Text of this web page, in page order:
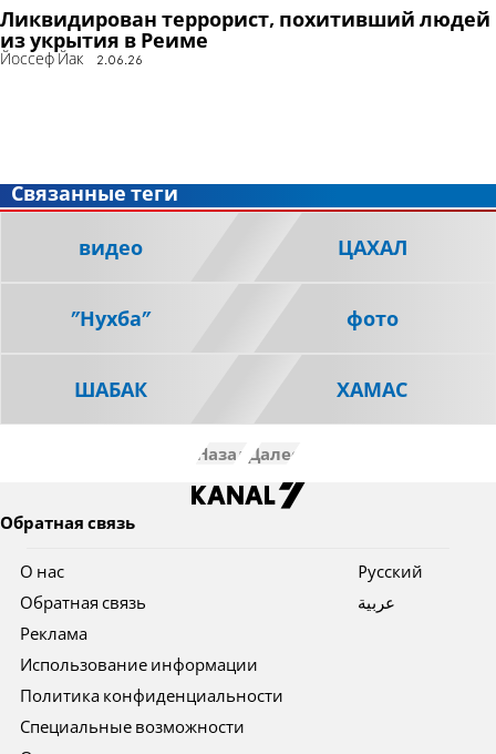
Ликвидирован террорист, похитивший людей
из укрытия в Реиме
Йоссеф Йак 2.06.26
Связанные теги
видео ЦАХАЛ
"Нухба" фото
ШАБАК ХАМАС
Назад Далее
Обратная связь
О нас
Обратная связь
Реклама
Использование информации
Политика конфиденциальности
Специальные возможности
Pусский
عربية